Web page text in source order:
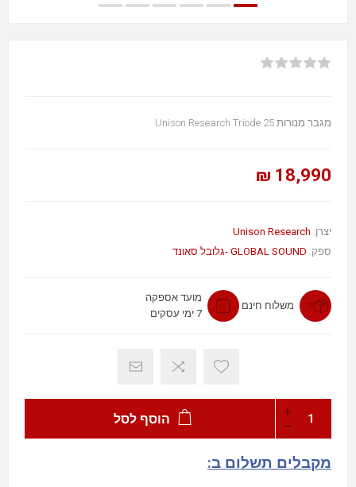
מגבר מנורות Unison Research Triode 25
18,990 ₪
יצרן: Unison Research
ספק: GLOBAL SOUND -גלובל סאונד
משלוח חינם
מועד אספקה
7 ימי עסקים
הוסף לסל
מקבלים תשלום ב: